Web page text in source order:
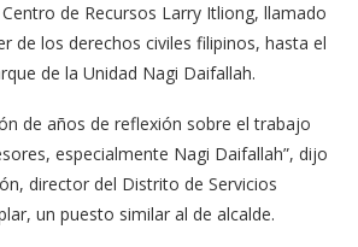
de Recursos Larry Itliong, llamado
de los derechos civiles filipinos, hasta el
de la Unidad Nagi Daifallah.
de años de reflexión sobre el trabajo
especialmente Nagi Daifallah”, dijo
director del Distrito de Servicios
un puesto similar al de alcalde.